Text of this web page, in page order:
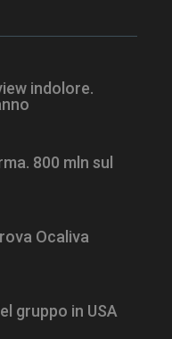
indolore.
800 mln sul
Ocaliva
gruppo in USAsettimane